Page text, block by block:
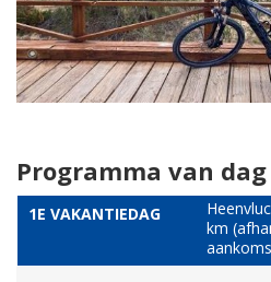
Programma van
1E VAKANTIEDAG
km